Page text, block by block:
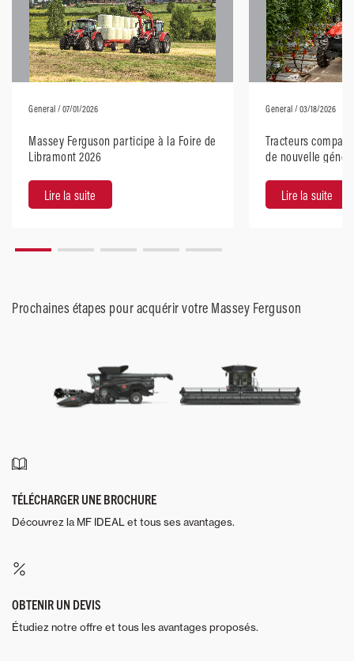
General / 07/01/2026
Massey Ferguson participe à la Foire de
Libramont 2026
Lire la suite
General / 03/18/2026
Tracteurs
de nouvelle
Lire la suite
Prochaines étapes pour acquérir votre Massey Ferguson
TÉLÉCHARGER UNE BROCHURE
Découvrez la MF IDEAL et tous ses avantages.
OBTENIR UN DEVIS
Étudiez notre offre et tous les avantages proposés.